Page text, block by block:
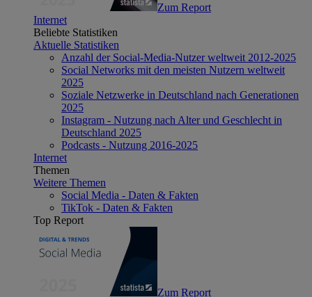
Zum Report
Internet
Beliebte Statistiken
Aktuelle Statistiken
Anzahl der Social-Media-Nutzer weltweit 2012-2025
Social Networks mit den meisten Nutzern weltweit
2025
Soziale Netzwerke in Deutschland nach Generationen
2025
Instagram - Nutzung nach Alter und Geschlecht in
Deutschland 2025
Podcasts - Nutzung 2016-2025
Internet
Themen
Weitere Themen
Social Media - Daten & Fakten
TikTok - Daten & Fakten
Top Report
Zum Report